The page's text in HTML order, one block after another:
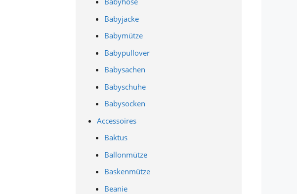
Babyjacke
Babymütze
Babypullover
Babysachen
Babyschuhe
Babysocken
Accessoires
Baktus
Ballonmütze
Baskenmütze
Beanie